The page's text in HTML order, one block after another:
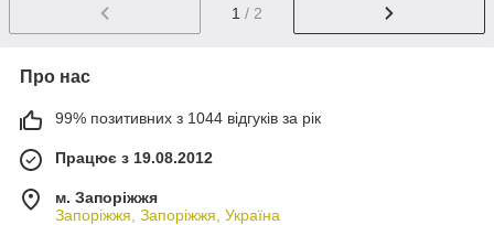
1 / 2
Про нас
99% позитивних з 1044 відгуків за рік
Працює з 19.08.2012
м. Запоріжжя
Запоріжжя, Запоріжжя, Україна